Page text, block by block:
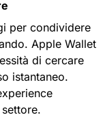
per condividere
Apple Wallet
di cercare
istantaneo.